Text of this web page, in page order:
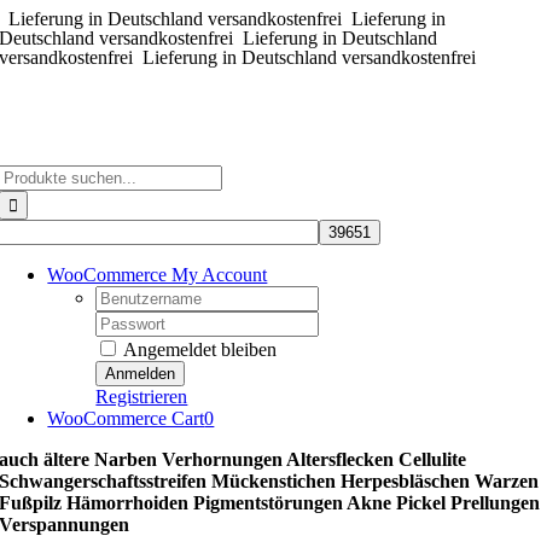
Zum
Inhalt
springen
Lieferung in Deutschland versandkostenfreiLieferung in
Deutschland versandkostenfrei Lieferung in Deutschland
versandkostenfreiLieferung in Deutschland versandkostenfrei
WooCommerce My Account
Username:
Password:
Angemeldet bleiben
Registrieren
WooCommerce Cart0
auch ältere Narben Verhornungen Altersflecken Cellulite
Schwangerschaftsstreifen Mückenstichen Herpesbläschen Warzen
Fußpilz Hämorrhoiden Pigmentstörungen Akne Pickel Prellungen
Verspannungen